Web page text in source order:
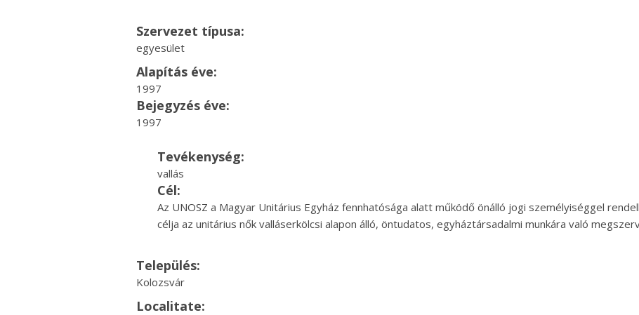
Szervezet típusa:
egyesület
Alapítás éve:
1997
Bejegyzés éve:
1997
Tevékenység:
vallás
Cél:
Az UNOSZ a Magyar Unitárius Egyház fennhatósága alatt működő önálló jogi személyiséggel
célja az unitárius nők valláserkölcsi alapon álló, öntudatos, egyháztársadalmi munkára való
Település:
Kolozsvár
Localitate: